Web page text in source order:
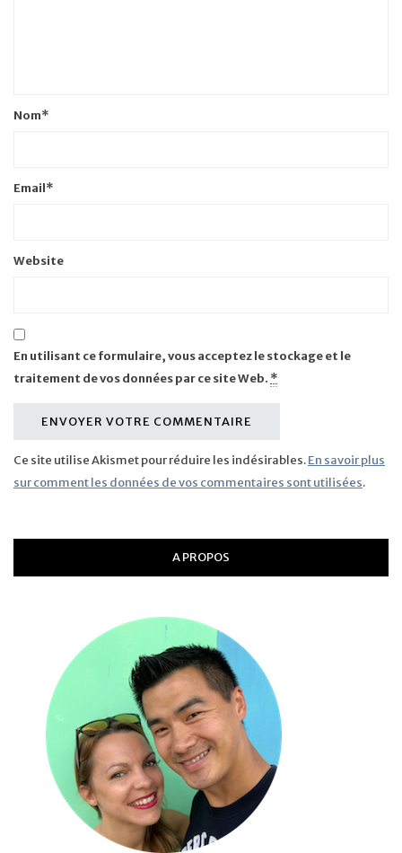
Nom*
Email*
Website
En utilisant ce formulaire, vous acceptez le stockage et le
traitement de vos données par ce site Web. *
Ce site utilise Akismet pour réduire les indésirables.En savoir plus
sur comment les données de vos commentaires sont utilisées.
A PROPOS